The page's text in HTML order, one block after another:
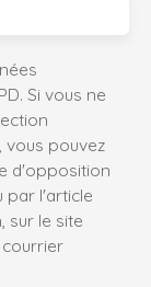
Si vous ne
vous pouvez
d'opposition
par l'article
sur le site